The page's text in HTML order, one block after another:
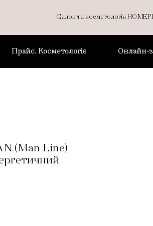
Салон та косметологія НОМЕР1
Прайс. Косметологія Онлайн-
(Man Line)